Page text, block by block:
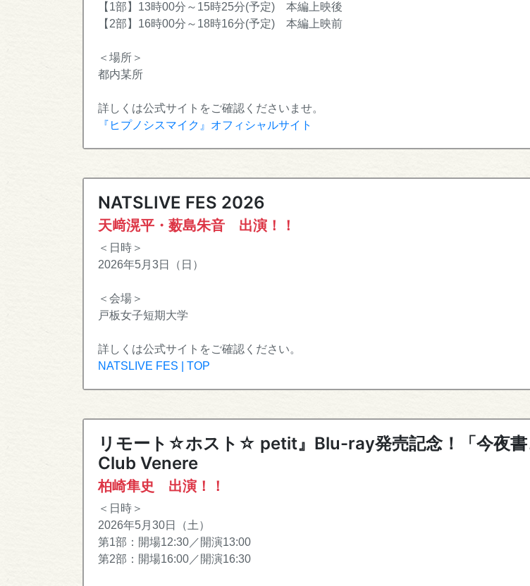
【1部】13時00分～15時25分(予定) 本編上映後
【2部】16時00分～18時16分(予定) 本編上映前
＜場所＞
都内某所
詳しくは公式サイトをご確認くださいませ。
『ヒプノシスマイク』オフィシャルサイト
NATSLIVE FES 2026
天﨑滉平・薮島朱音 出演！！
＜日時＞
2026年5月3日（日）
＜会場＞
戸板女子短期大学
詳しくは公式サイトをご確認ください。
NATSLIVE FES | TOP
リモート☆ホスト☆ petit』Blu-ray発売記念！「今夜書
Club Venere
柏崎隼史 出演！！
＜日時＞
2026年5月30日（土）
第1部：開場12:30／開演13:00
第2部：開場16:00／開演16:30